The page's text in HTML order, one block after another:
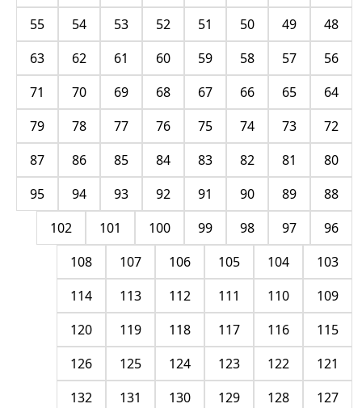
48
49
50
51
52
53
54
55
56
57
58
59
60
61
62
63
64
65
66
67
68
69
70
71
72
73
74
75
76
77
78
79
80
81
82
83
84
85
86
87
88
89
90
91
92
93
94
95
96
97
98
99
100
101
102
103
104
105
106
107
108
109
110
111
112
113
114
115
116
117
118
119
120
121
122
123
124
125
126
127
128
129
130
131
132